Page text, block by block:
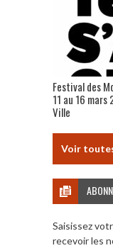
Festival des
11 au 16
Ville
Voir
Saisissez
recevoir les